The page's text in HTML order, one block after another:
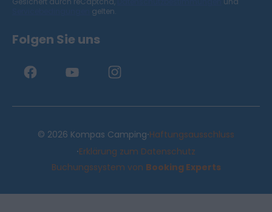
gelten.
Folgen Sie uns
© 2026 Kompas Camping·Haftungsausschluss
·Erklärung zum Datenschutz
Buchungssystem von Booking Experts